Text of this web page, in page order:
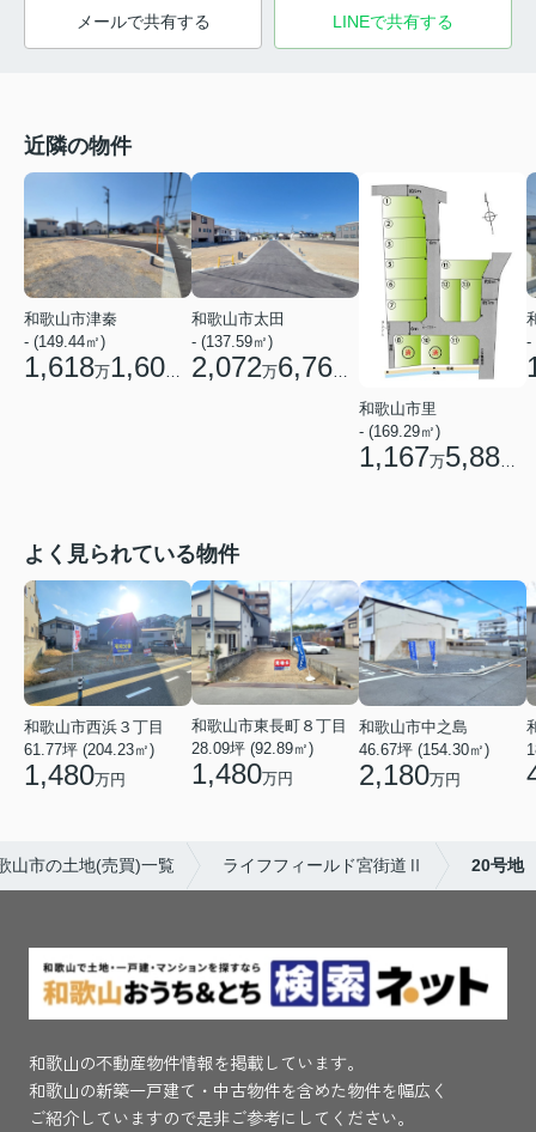
メールで共有する LINEで共有する
近隣の物件
和歌山市津秦
- (149.44㎡)
1,618万1,600 円
和歌山市太田
- (137.59㎡)
2,072万6,760
和歌山市里
- (169.29㎡)
1,167万5,880
-
よく見られている物件
和歌山市西浜３丁目
61.77坪 (204.23㎡)
1,480万円
和歌山市東長町８丁目
28.09坪 (92.89㎡)
1,480万円
和歌山市中之島
46.67坪 (154.30㎡)
2,180万円
山市の土地(売買)一覧 ライフフィールド宮街道Ⅱ 20号地
和歌山の不動産物件情報を掲載しています。
和歌山の新築一戸建て・中古物件を含めた物件を幅広く
ご紹介していますので是非ご参考にしてください。